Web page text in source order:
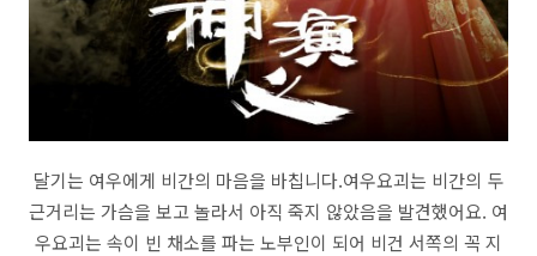
달기는 여우에게 비간의 마음을 바칩니다.여우요괴는 비간의 두
근거리는 가슴을 보고 놀라서 아직 죽지 않았음을 발견했어요. 여
우요괴는 속이 빈 채소를 파는 노부인이 되어 비건 서쪽의 꼭 지